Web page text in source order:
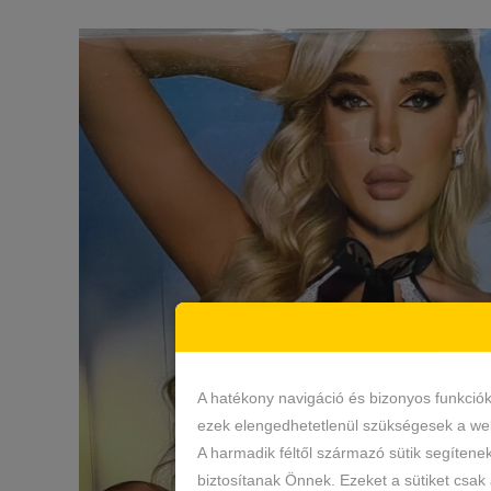
A hatékony navigáció és bizonyos
ezek elengedhetetlenül szükségesek a
A harmadik féltől származó sütik
biztosítanak Önnek. Ezeket a sütiket